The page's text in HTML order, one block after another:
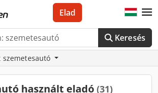
Keresés
Elad
használt eladó (31)